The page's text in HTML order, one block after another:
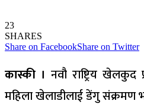
23
SHARES
Share on FacebookShare on Twitter
कास्की । नवौ राष्ट्रिय खेलकुद
महिला खेलाडीलाई डेंगु संक्रमण